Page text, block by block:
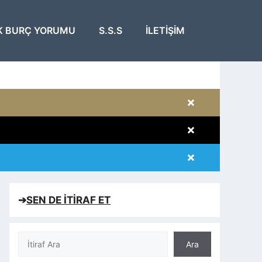
BURÇ YORUMU S.S.S İLETIŞIM
×
×
×
➔SEN DE İTİRAF ET
Ara
Ara